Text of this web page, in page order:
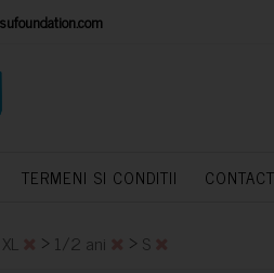
powered
TERMENI SI CONDITII CONTACT
XL > 1/2 ani > S